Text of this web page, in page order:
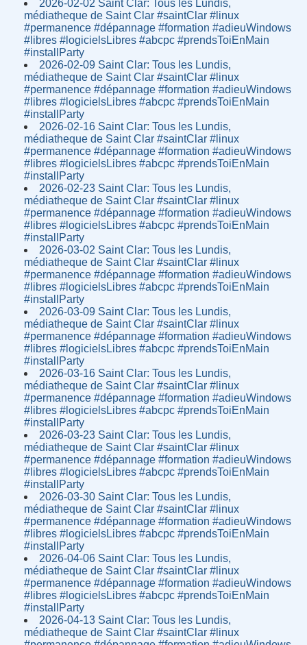
2026-02-02 Saint Clar: Tous les Lundis,
médiatheque de Saint Clar #saintClar #linux
#permanence #dépannage #formation #adieuWindows
#libres #logicielsLibres #abcpc #prendsToiEnMain
#installParty
2026-02-09 Saint Clar: Tous les Lundis,
médiatheque de Saint Clar #saintClar #linux
#permanence #dépannage #formation #adieuWindows
#libres #logicielsLibres #abcpc #prendsToiEnMain
#installParty
2026-02-16 Saint Clar: Tous les Lundis,
médiatheque de Saint Clar #saintClar #linux
#permanence #dépannage #formation #adieuWindows
#libres #logicielsLibres #abcpc #prendsToiEnMain
#installParty
2026-02-23 Saint Clar: Tous les Lundis,
médiatheque de Saint Clar #saintClar #linux
#permanence #dépannage #formation #adieuWindows
#libres #logicielsLibres #abcpc #prendsToiEnMain
#installParty
2026-03-02 Saint Clar: Tous les Lundis,
médiatheque de Saint Clar #saintClar #linux
#permanence #dépannage #formation #adieuWindows
#libres #logicielsLibres #abcpc #prendsToiEnMain
#installParty
2026-03-09 Saint Clar: Tous les Lundis,
médiatheque de Saint Clar #saintClar #linux
#permanence #dépannage #formation #adieuWindows
#libres #logicielsLibres #abcpc #prendsToiEnMain
#installParty
2026-03-16 Saint Clar: Tous les Lundis,
médiatheque de Saint Clar #saintClar #linux
#permanence #dépannage #formation #adieuWindows
#libres #logicielsLibres #abcpc #prendsToiEnMain
#installParty
2026-03-23 Saint Clar: Tous les Lundis,
médiatheque de Saint Clar #saintClar #linux
#permanence #dépannage #formation #adieuWindows
#libres #logicielsLibres #abcpc #prendsToiEnMain
#installParty
2026-03-30 Saint Clar: Tous les Lundis,
médiatheque de Saint Clar #saintClar #linux
#permanence #dépannage #formation #adieuWindows
#libres #logicielsLibres #abcpc #prendsToiEnMain
#installParty
2026-04-06 Saint Clar: Tous les Lundis,
médiatheque de Saint Clar #saintClar #linux
#permanence #dépannage #formation #adieuWindows
#libres #logicielsLibres #abcpc #prendsToiEnMain
#installParty
2026-04-13 Saint Clar: Tous les Lundis,
médiatheque de Saint Clar #saintClar #linux